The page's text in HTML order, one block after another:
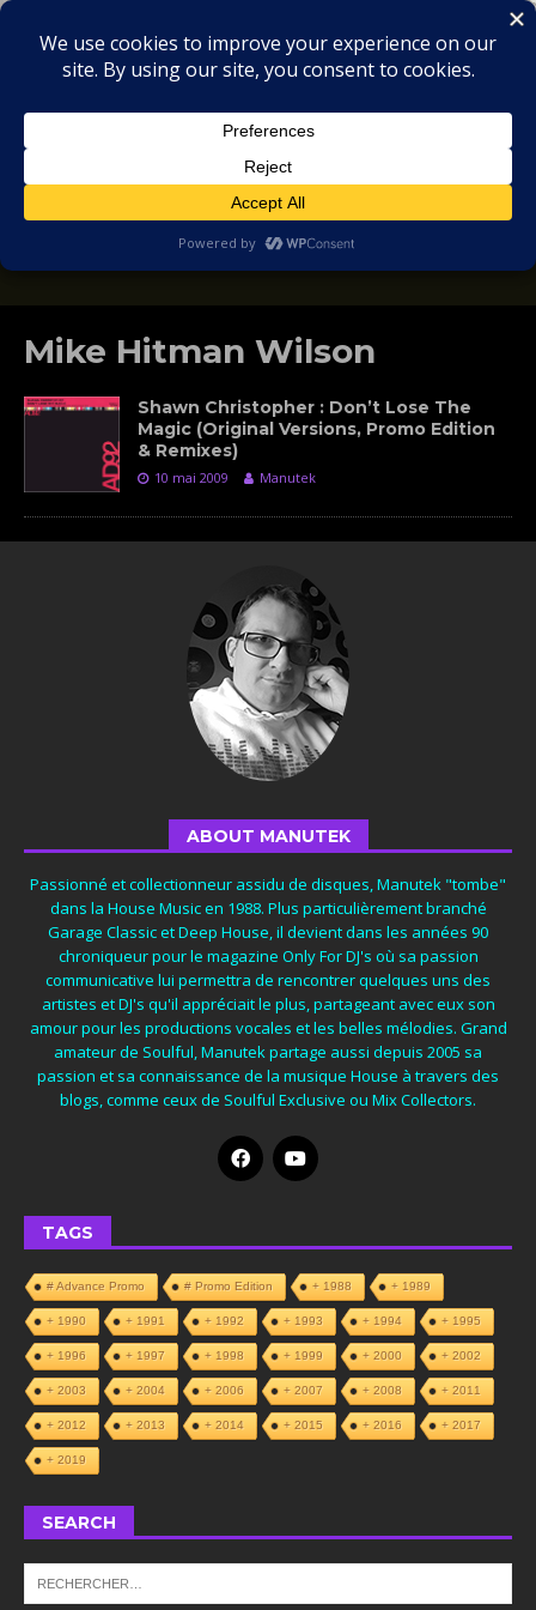
MIX
COLLECTORS
SOULFUL, DEEP HOUSE & GARAGE - MUSIC
Mike Hitman Wilson
Shawn Christopher : Don’t Lose The
Magic (Original Versions, Promo Edition
& Remixes)
10 mai 2009 Manutek
ABOUT MANUTEK
Passionné et collectionneur assidu de disques, Manutek "tombe"
dans la House Music en 1988. Plus particulièrement branché
Garage Classic et Deep House, il devient dans les années 90
chroniqueur pour le magazine Only For DJ's où sa passion
communicative lui permettra de rencontrer quelques uns des
artistes et DJ's qu'il appréciait le plus, partageant avec eux son
amour pour les productions vocales et les belles mélodies. Grand
amateur de Soulful, Manutek partage aussi depuis 2005 sa
passion et sa connaissance de la musique House à travers des
blogs, comme ceux de Soulful Exclusive ou Mix Collectors.
TAGS
# Advance Promo # Promo Edition + 1988 + 1989
+ 1990 + 1991 + 1992 + 1993 + 1994 + 1995
+ 1996 + 1997 + 1998 + 1999 + 2000 + 2002
+ 2003 + 2004 + 2006 + 2007 + 2008 + 2011
+ 2012 + 2013 + 2014 + 2015 + 2016 + 2017
+ 2019
SEARCH